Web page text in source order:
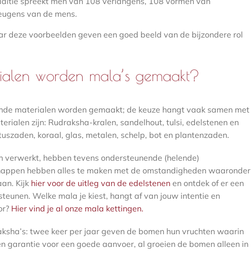
van de mens.
deze voorbeelden geven een goed beeld van de bijzondere rol
worden mala’s gemaakt?
materialen worden gemaakt; de keuze hangt vaak samen met
zijn: Rudraksha-kralen, sandelhout, tulsi, edelstenen en
koraal, glas, metalen, schelp, bot en plantenzaden.
verwerkt, hebben tevens ondersteunende (helende)
hebben alles te maken met de omstandigheden waaronder
Kijk hier voor de uitleg van de edelstenenen ontdek of er een
Welke mala je kiest, hangt af van jouw intentie en
Hier vind je al onze mala kettingen.
twee keer per jaar geven de bomen hun vruchten waarin
garantie voor een goede aanvoer, al groeien de bomen alleen in